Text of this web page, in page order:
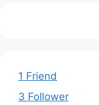
1 Friend
3 Follower